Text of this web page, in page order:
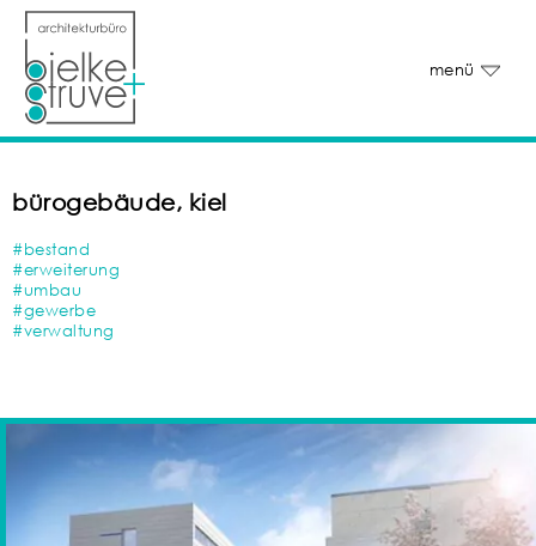
menü
bürogebäude, kiel
#bestand
#erweiterung
#umbau
#gewerbe
#verwaltung